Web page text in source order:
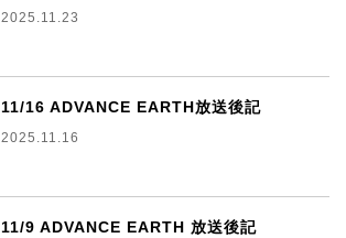
2025.11.23
11/16 ADVANCE EARTH放送後記
2025.11.16
11/9 ADVANCE EARTH 放送後記